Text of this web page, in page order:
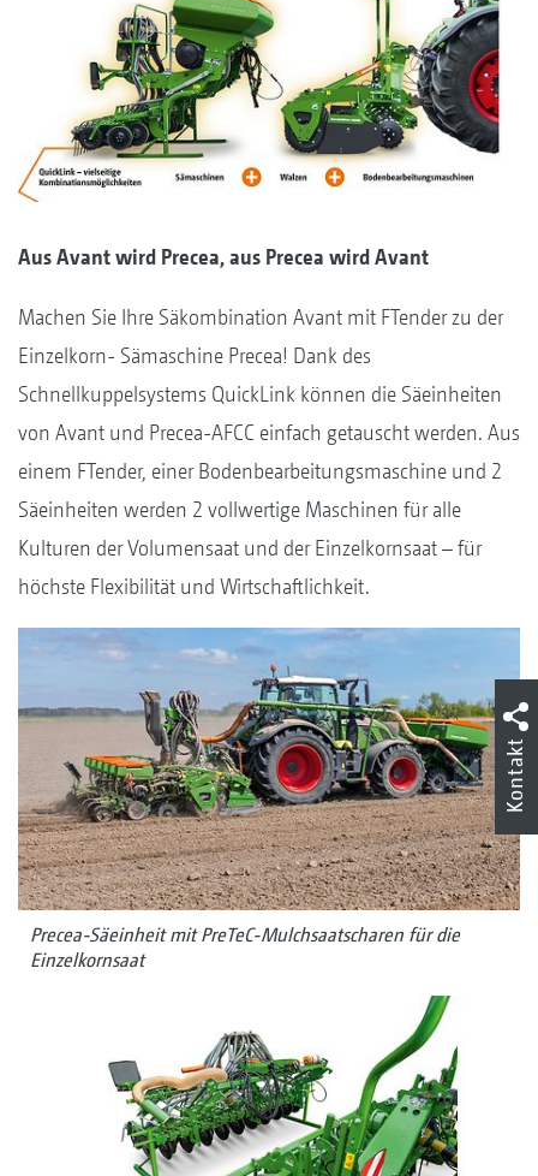
Aus Avant wird Precea, aus Precea wird Avant
Machen Sie Ihre Säkombination Avant mit FTender zu der
Einzelkorn- Sämaschine Precea! Dank des
Schnellkuppelsystems QuickLink können die Säeinheiten
von Avant und Precea-AFCC einfach getauscht werden. Aus
einem FTender, einer Bodenbearbeitungsmaschine und 2
Säeinheiten werden 2 vollwertige Maschinen für alle
Kulturen der Volumensaat und der Einzelkornsaat – für
höchste Flexibilität und Wirtschaftlichkeit.
Precea-Säeinheit mit PreTeC-Mulchsaatscharen für die
Einzelkornsaat
Kontakt